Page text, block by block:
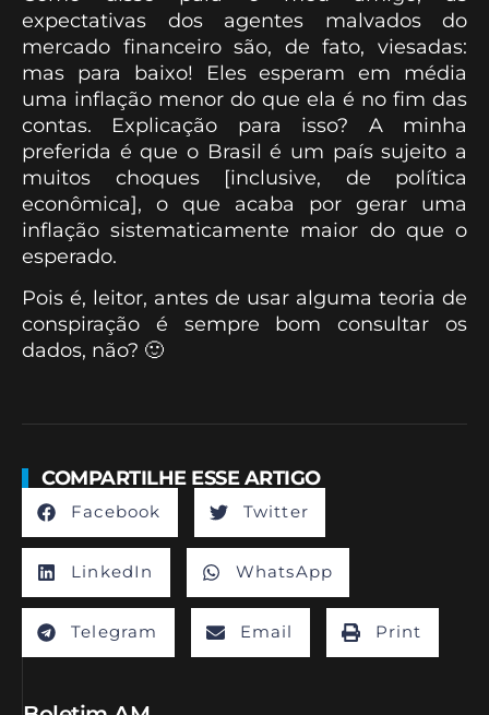
expectativas dos agentes malvados do
mercado financeiro são, de fato, viesadas:
mas para baixo! Eles esperam em média
uma inflação menor do que ela é no fim das
contas. Explicação para isso? A minha
preferida é que o Brasil é um país sujeito a
muitos choques [inclusive, de política
econômica], o que acaba por gerar uma
inflação sistematicamente maior do que o
esperado.
Pois é, leitor, antes de usar alguma teoria de
conspiração é sempre bom consultar os
dados, não? 🙂
COMPARTILHE ESSE ARTIGO
Facebook Twitter
LinkedIn WhatsApp
Telegram Email Print